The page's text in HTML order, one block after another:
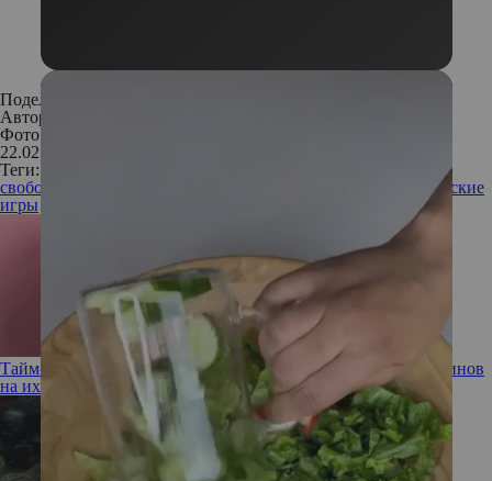
Поделиться:
Автор:
Фото: Legion Media
22.02.2018
Теги:
свободное время
детские
игры
Тайм-менеджмент для БАД: влияет ли время приема витаминов
на их усвояемость?